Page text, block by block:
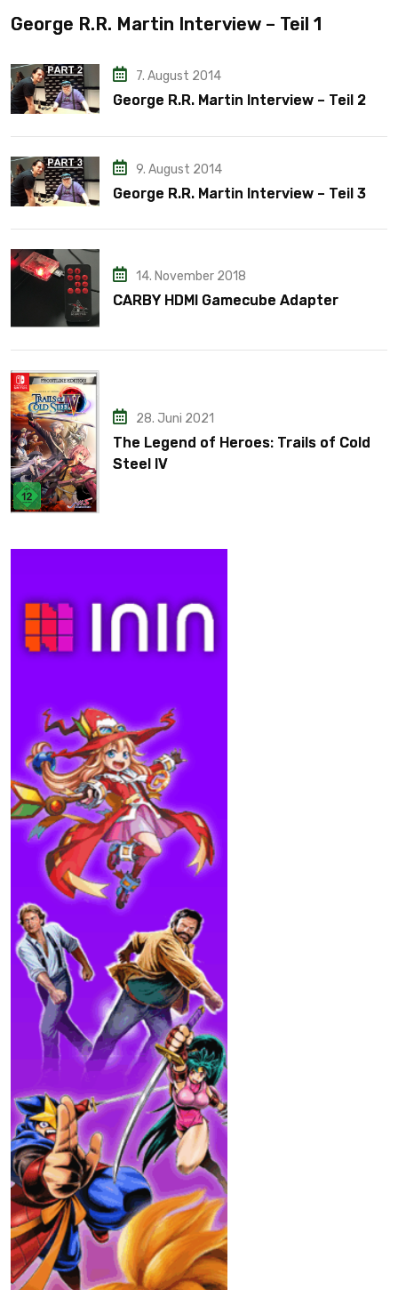
George R.R. Martin Interview – Teil 1
7. August 2014
George R.R. Martin Interview – Teil 2
9. August 2014
George R.R. Martin Interview – Teil 3
14. November 2018
CARBY HDMI Gamecube Adapter
28. Juni 2021
The Legend of Heroes: Trails of Cold
Steel IV